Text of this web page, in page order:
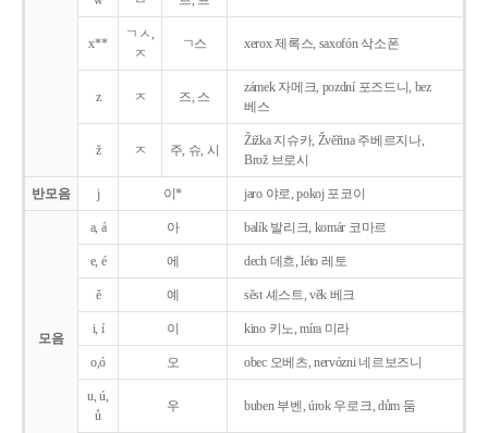
x**
ㄱㅅ,
ㅈ
ㄱ스 xerox 제록스, saxofón 삭소폰
z ㅈ 즈, 스
zámek 자메크, pozdní 포즈드니, bez
베스
ž ㅈ 주, 슈, 시
Žižka 지슈카, Žvěřina 주베르지나,
Brož 브로시
반모음 j 이* jaro 야로, pokoj 포코이
모음
a, á 아 balík 발리크, komár 코마르
e, é 에 dech 데흐, léto 레토
ě 예 sěst 셰스트, věk 베크
i, í 이 kino 키노, míra 미라
o,ó 오 obec 오베츠, nervózni 네르보즈니
u, ú,
ů
우 buben 부벤, úrok 우로크, dům 둠